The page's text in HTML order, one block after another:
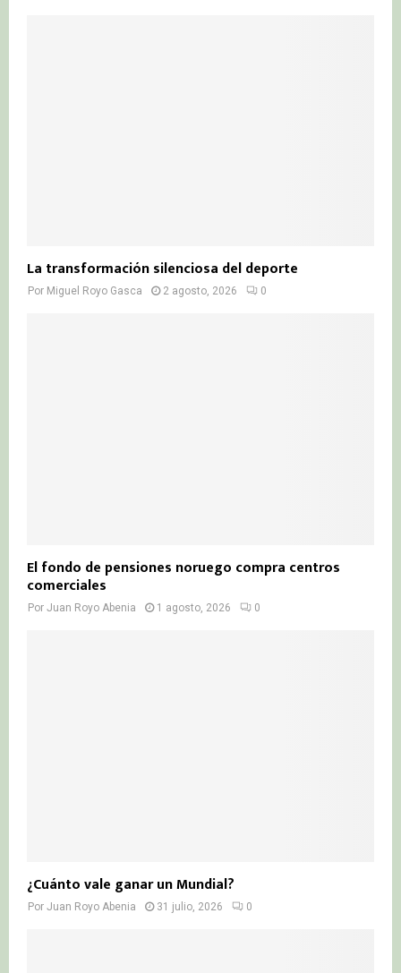
La transformación silenciosa del deporte
Por Miguel Royo Gasca 2 agosto, 2026 0
El fondo de pensiones noruego compra centros
comerciales
Por Juan Royo Abenia 1 agosto, 2026 0
¿Cuánto vale ganar un Mundial?
Por Juan Royo Abenia 31 julio, 2026 0